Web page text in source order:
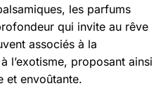
les parfums
qui invite au rêve
associés à la
l’exotisme, proposant ainsi
et envoûtante.